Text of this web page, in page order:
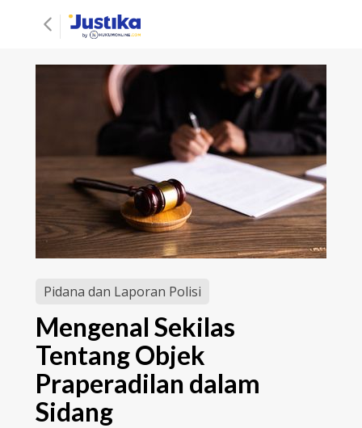
Pidana dan Laporan Polisi
Mengenal Sekilas
Tentang Objek
Praperadilan dalam
Sidang